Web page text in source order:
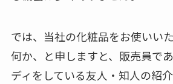
では、当社の化粧品をお使いい
何か、と申しますと、販売員で
ディをしている友人・知人の紹